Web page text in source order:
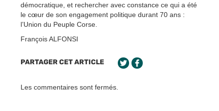
démocratique, et rechercher avec constance ce qui a été
le cœur de son engagement politique durant 70 ans :
l’Union du Peuple Corse.
François ALFONSI
PARTAGER CET ARTICLE
Les commentaires sont fermés.